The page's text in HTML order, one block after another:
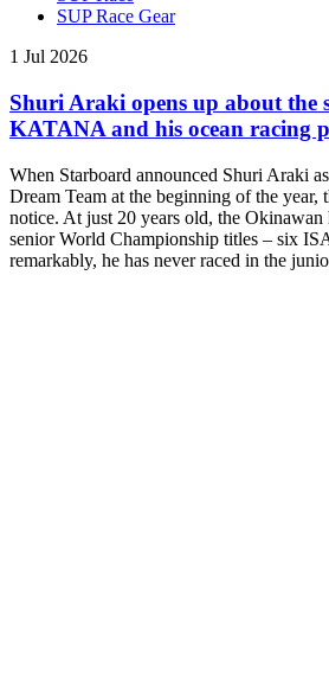
SUP Race Gear
1 Jul 2026
Shuri Araki opens up about the
KATANA and his ocean racing
When Starboard announced Shuri Araki
Dream Team at the beginning of the year,
notice. At just 20 years old, the Okinawan
senior World Championship titles – six
remarkably, he has never raced in the